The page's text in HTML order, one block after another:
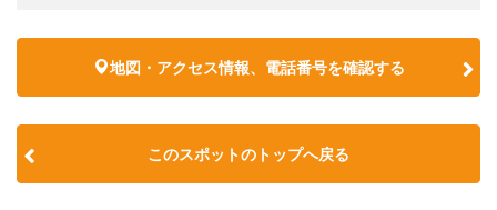
地図・アクセス情報、電話番号を確認する
このスポットのトップへ戻る